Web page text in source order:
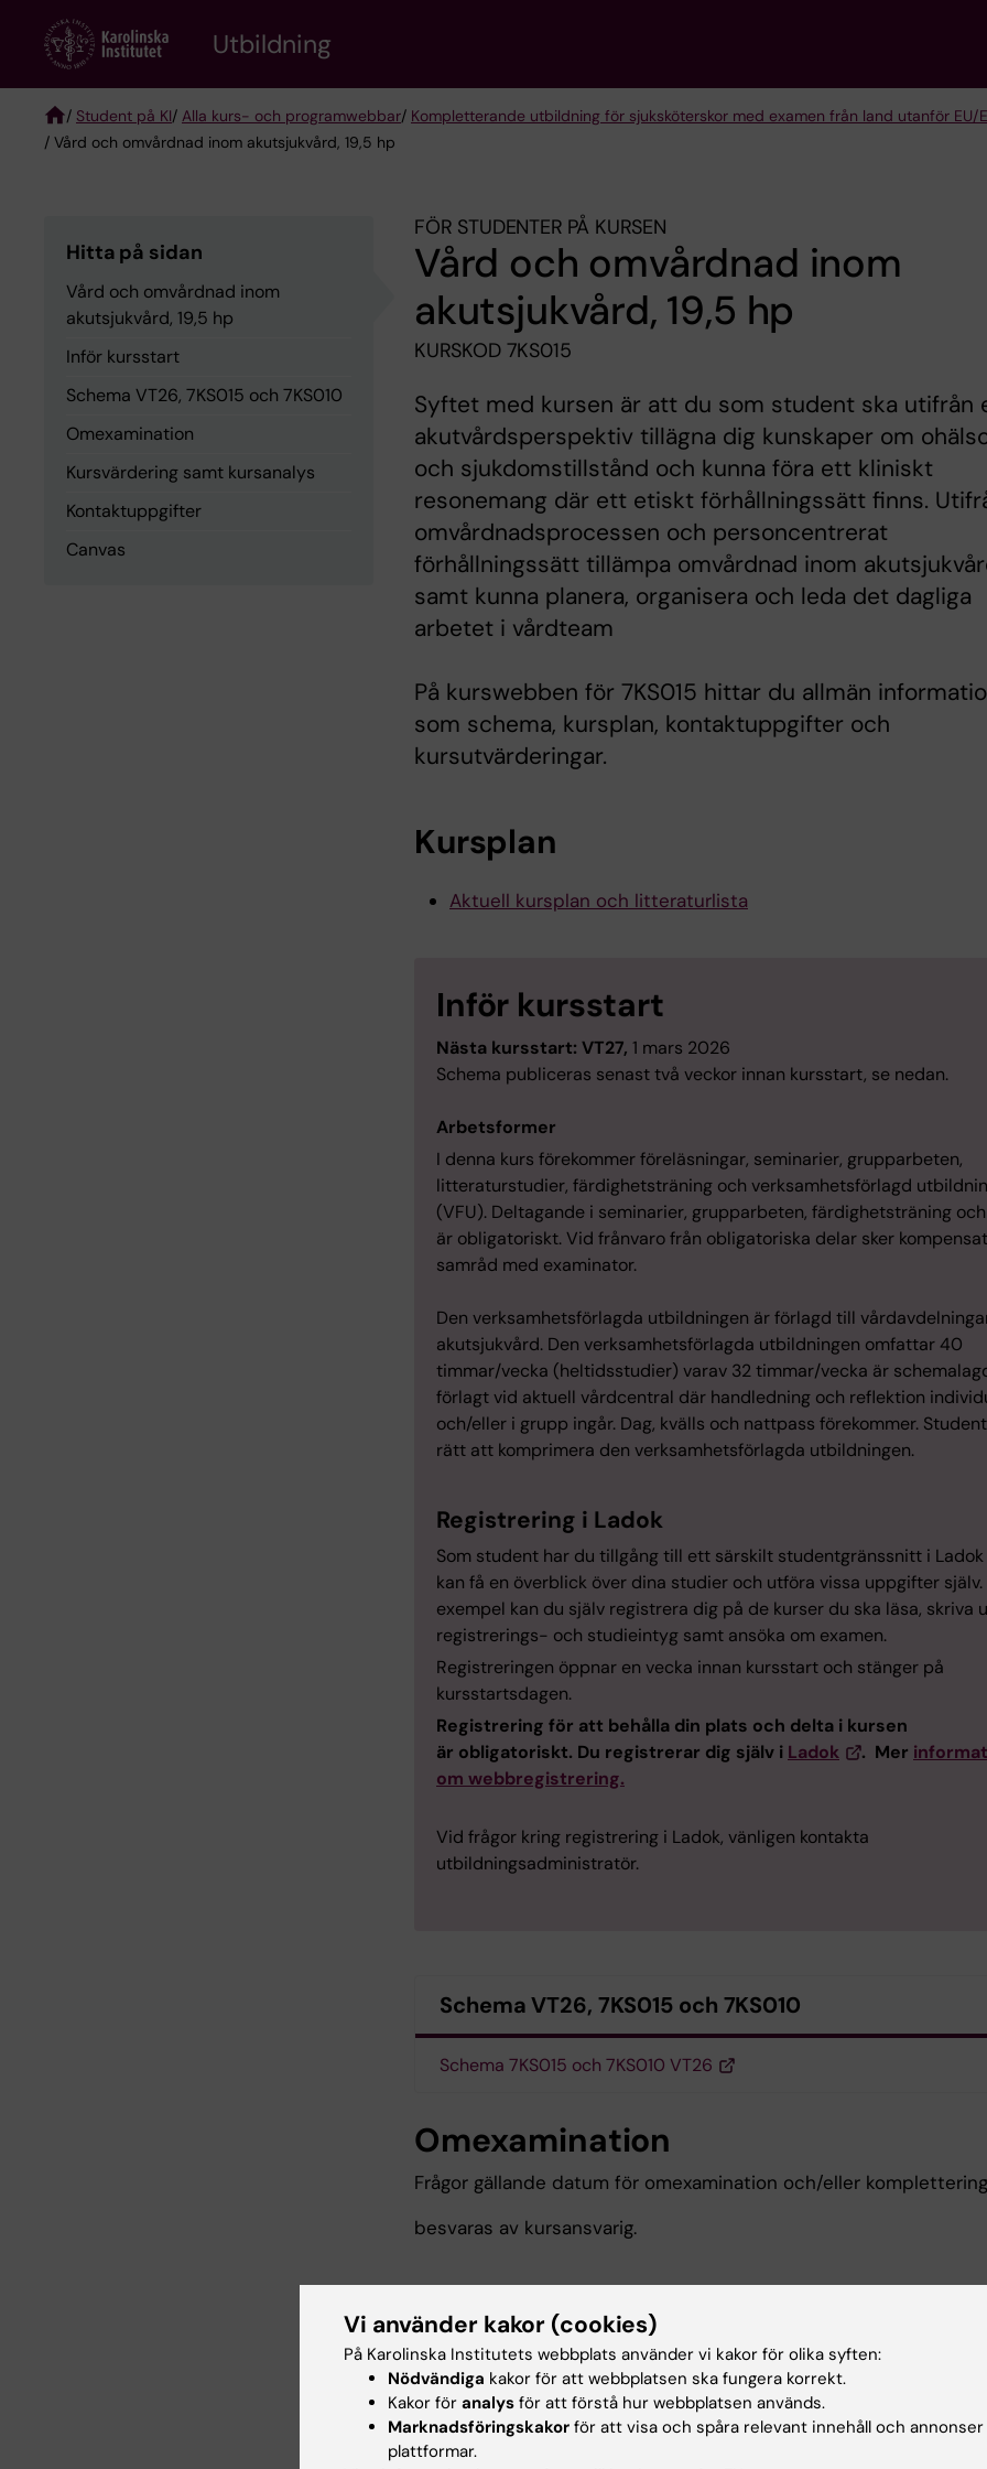
content
Utbildning
Breadcrumb
/ Student på KI/ Alla kurs- och programwebbar/ Kompletterande utbildning för sjuk­sköterskor med examen från land utanför EU/
/ Vård och omvårdnad inom akutsjukvård, 19,5 hp
Hitta på sidan
Vård och omvårdnad inom
akutsjukvård, 19,5 hp
Inför kursstart
Schema VT26, 7KS015 och 7KS010
Omexamination
Kursvärdering samt kursanalys
Kontaktuppgifter
Canvas
FÖR STUDENTER PÅ KURSEN
Vård och omvårdnad inom
akutsjukvård, 19,5 hp
KURSKOD 7KS015
Syftet med kursen är att du som student ska utifrån
akutvårdsperspektiv tillägna dig kunskaper om
och sjukdomstillstånd och kunna föra ett kliniskt
resonemang där ett etiskt förhållningssätt finns.
omvårdnadsprocessen och personcentrerat
förhållningssätt tillämpa omvårdnad inom
samt kunna planera, organisera och leda det dagliga
arbetet i vårdteam
På kurswebben för 7KS015 hittar du allmän
som schema, kursplan, kontaktuppgifter och
kursutvärderingar.
Kursplan
Aktuell kursplan och litteraturlista
Inför kursstart
Nästa kursstart: VT27, 1 mars 2026
Schema publiceras senast två veckor innan kursstart, se nedan.
Arbetsformer
I denna kurs förekommer föreläsningar, seminarier, grupparbeten,
litteraturstudier, färdighetsträning och verksamhetsförlagd
(VFU). Deltagande i seminarier, grupparbeten, färdighetsträning och
är obligatoriskt. Vid frånvaro från obligatoriska delar sker
samråd med examinator.
Den verksamhetsförlagda utbildningen är förlagd till
akutsjukvård. Den verksamhetsförlagda utbildningen omfattar 40
timmar/vecka (heltidsstudier) varav 32 timmar/vecka är
förlagt vid aktuell vårdcentral där handledning och reflektion
och/eller i grupp ingår. Dag, kvälls och nattpass förekommer.
rätt att komprimera den verksamhetsförlagda utbildningen.
Registrering i Ladok
Som student har du tillgång till ett särskilt studentgränssnitt i
kan få en överblick över dina studier och utföra vissa uppgifter själv.
exempel kan du själv registrera dig på de kurser du ska läsa, skriva
registrerings- och studieintyg samt ansöka om examen.
Registreringen öppnar en vecka innan kursstart och stänger på
kursstartsdagen.
Registrering för att behålla din plats och delta i kursen
är obligatoriskt. Du registrerar dig själv i Ladok . Mer
om webbregistrering.
Vid frågor kring registrering i Ladok, vänligen kontakta
utbildningsadministratör.
Schema VT26, 7KS015 och 7KS010
Schema 7KS015 och 7KS010 VT26
Omexamination
Frågor gällande datum för omexamination och/eller
besvaras av kursansvarig.
Kursvärdering samt kursanalys
Kursvärderingen är en del av Karolinska Institutets
de riktlinjer som är fastställda av Kommittén för utbildning på
Vi använder kakor (cookies)
På Karolinska Institutets webbplats använder vi kakor för olika syften:
Nödvändiga kakor för att webbplatsen ska fungera korrekt.
Kakor för analys för att förstå hur webbplatsen används.
Marknadsföringskakor för att visa och spåra relevant innehåll och
plattformar.